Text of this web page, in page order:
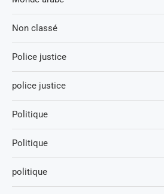
Non classé
Police justice
police justice
Politique
Politique
politique